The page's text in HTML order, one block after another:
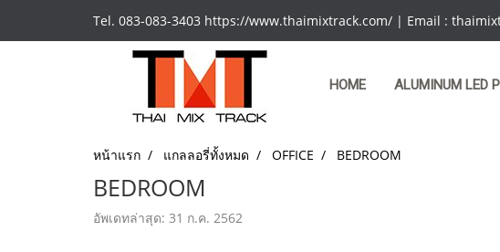
Tel. 083-083-3403 https://www.thaimixtrack.com/ | Email :
HOME ALUMINUM LED
หน้าแรก แกลลอรี่ทั้งหมด OFFICE BEDROOM
BEDROOM
อัพเดทล่าสุด: 31 ก.ค. 2562